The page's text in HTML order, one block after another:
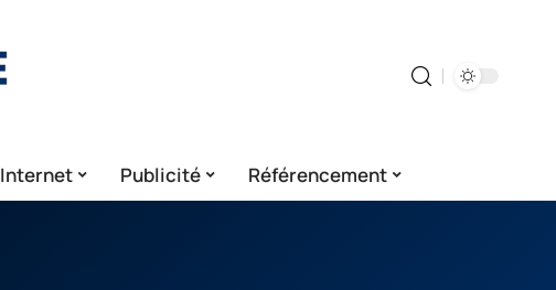
Internet Publicité Référencement